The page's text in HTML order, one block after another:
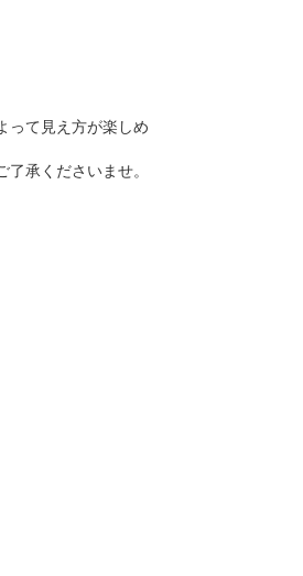
って見え方が楽しめ
承くださいませ。